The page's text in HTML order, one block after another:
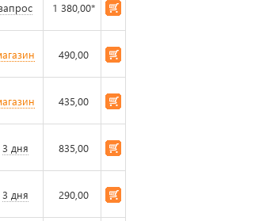
1 380,00*
490,00
435,00
3 дня 835,00
3 дня 290,00